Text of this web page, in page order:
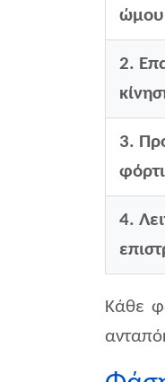
ώμου
2.
3.
4.
Κάθε